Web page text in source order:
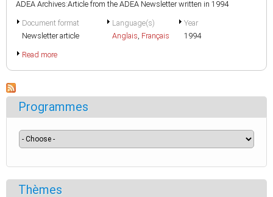
ADEA Archives:Article from the ADEA Newsletter written in 1994
Document format
Newsletter article
Language(s)
Anglais, Français
Year
1994
Read more
Programmes
Thèmes